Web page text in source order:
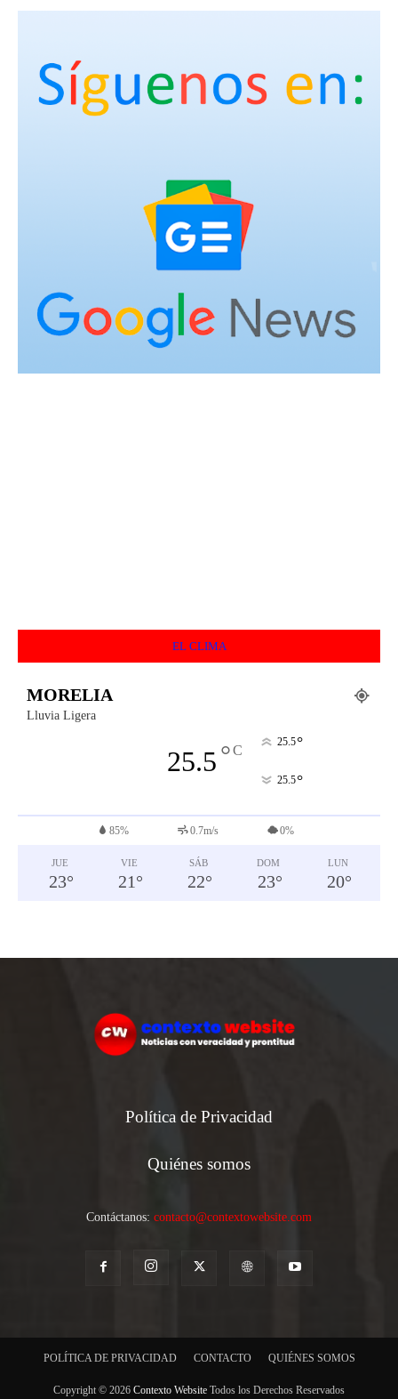
EL CLIMA
MORELIA
Lluvia Ligera
25.5°C
25.5°
25.5°
85% 0.7m/s 0%
JUE
23°
VIE
21 °
SÁB
22°
DOM
23°
LUN
20°
Política de Privacidad
Quiénes somos
Contáctanos: contacto@contextowebsite.com
POLÍTICA DE PRIVACIDAD CONTACTO QUIÉNES SOMOS
Copyright © 2026 Contexto Website Todos los Derechos Reservados